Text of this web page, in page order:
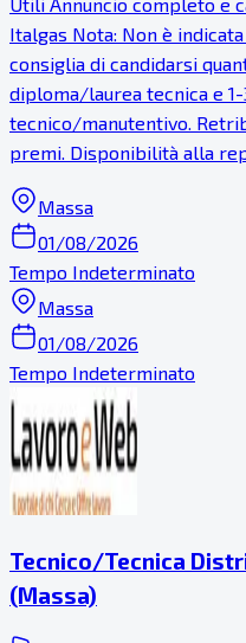
Italgas Nota: Non è
consiglia di candidarsi
diploma/laurea tecnica e
tecnico/manutentivo.
premi. Disponibilità alla
Massa
01/08/2026
Tempo Indeterminato
Massa
01/08/2026
Tempo Indeterminato
Tecnico/Tecnica
(Massa)